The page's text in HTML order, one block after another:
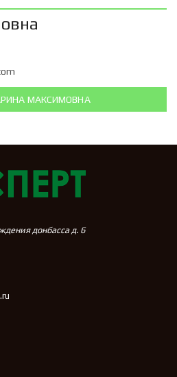
МАКСИМОВНА
донбасса д. 6